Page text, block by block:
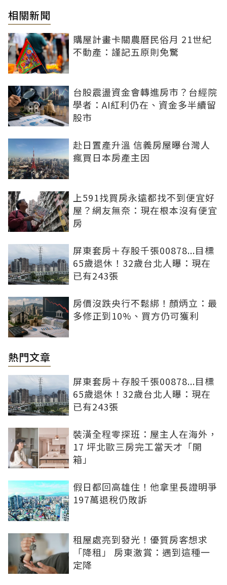
相關新聞
購屋計畫卡關農曆民俗月 21世紀
不動產：謹記五原則免驚
台股震盪資金會轉進房市？台經院
學者：AI紅利仍在、資金多半續留
股市
赴日置產升溫 信義房屋曝台灣人
瘋買日本房產主因
上591找買房永遠都找不到便宜好
屋？網友無奈：現在根本沒有便宜
房
屏東套房＋存股千張00878...目標
65歲退休！32歲台北人曝：現在
已有243張
房價沒跌央行不鬆綁！顏炳立：最
多修正到10%、買方仍可獲利
熱門文章
屏東套房＋存股千張00878...目標
65歲退休！32歲台北人曝：現在
已有243張
裝潢全程零探班：屋主人在海外，
17 坪北歐三房完工當天才「開
箱」
假日都回高雄住！他拿里長證明爭
197萬退稅仍敗訴
租屋處亮到發光！優質房客想求
「降租」 房東激賞：遇到這種一
定降